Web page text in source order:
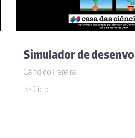
Cândido Pereira
3º Ciclo